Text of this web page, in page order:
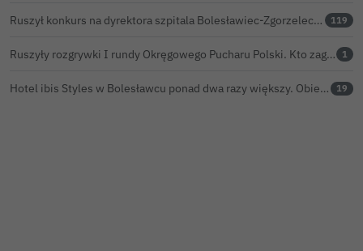
Ruszył konkurs na dyrektora szpitala Bolesławiec-Zgorzelec. Rozstrzygnięcie już w czerwcu? 119
Ruszyły rozgrywki I rundy Okręgowego Pucharu Polski. Kto zagra w weekend? 1
Hotel ibis Styles w Bolesławcu ponad dwa razy większy. Obiekt ma już 142 pokoje i apartamenty 19